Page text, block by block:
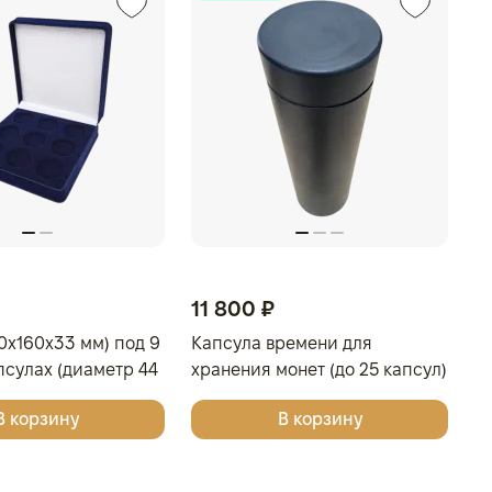
мм) под 9
(диаметр 44
бордовый
корзину
11 800 ₽
Капсула времени для
хранения монет (до 25 капсул)
В корзину